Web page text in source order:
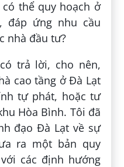
thể quy hoạch ở
đáp ứng nhu cầu
nhà đầu tư?
trả lời, cho nên,
cao tầng ở Đà Lạt
tự phát, hoặc tư
Hòa Bình. Tôi đã
đạo Đà Lạt về sự
ra một bản quy
các định hướng